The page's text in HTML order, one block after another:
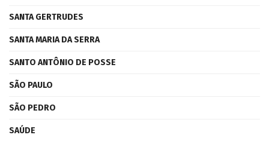
SANTA GERTRUDES
SANTA MARIA DA SERRA
SANTO ANTÔNIO DE POSSE
SÃO PAULO
SÃO PEDRO
SAÚDE